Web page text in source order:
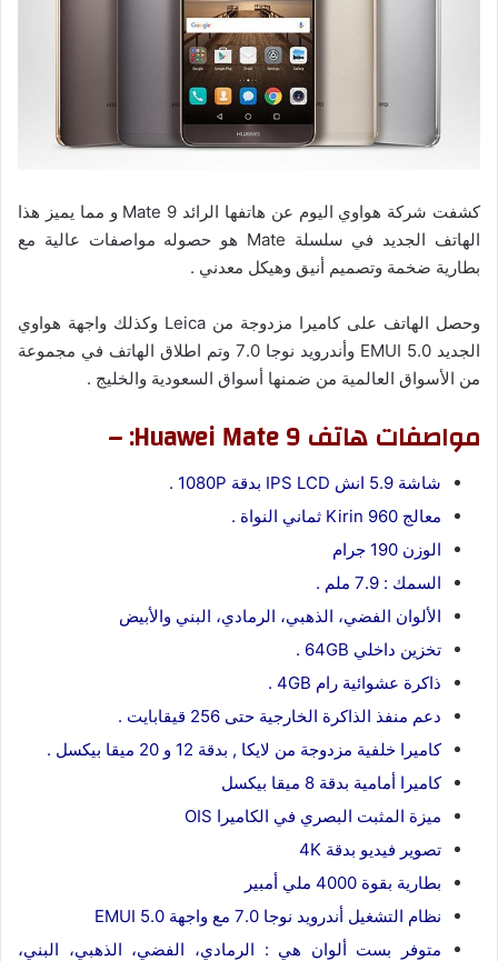
كشفت شركة هواوي اليوم عن هاتفها الرائد Mate 9 و مما يميز هذا
الهاتف الجديد في سلسلة Mate هو حصوله مواصفات عالية مع
بطارية ضخمة وتصميم أنيق وهيكل معدني .
وحصل الهاتف على كاميرا مزدوجة من Leica وكذلك واجهة هواوي
الجديد EMUI 5.0 وأندرويد نوجا 7.0 وتم اطلاق الهاتف في مجموعة
من الأسواق العالمية من ضمنها أسواق السعودية والخليج .
مواصفات هاتف Huawei Mate 9: –
شاشة 5.9 انش IPS LCD بدقة 1080P .
معالج Kirin 960 ثماني النواة .
الوزن 190 جرام
السمك : 7.9 ملم .
الألوان الفضي، الذهبي، الرمادي، البني والأبيض
تخزين داخلي 64GB .
ذاكرة عشوائية رام 4GB .
دعم منفذ الذاكرة الخارجية حتى 256 قيقابايت .
كاميرا خلفية مزدوجة من لايكا , بدقة 12 و 20 ميقا بيكسل .
كاميرا أمامية بدقة 8 ميقا بيكسل
ميزة المثبت البصري في الكاميرا OIS
تصوير فيديو بدقة 4K
بطارية بقوة 4000 ملي أمبير
نظام التشغيل أندرويد نوجا 7.0 مع واجهة EMUI 5.0
متوفر بست ألوان هي : الرمادي، الفضي، الذهبي، البني،